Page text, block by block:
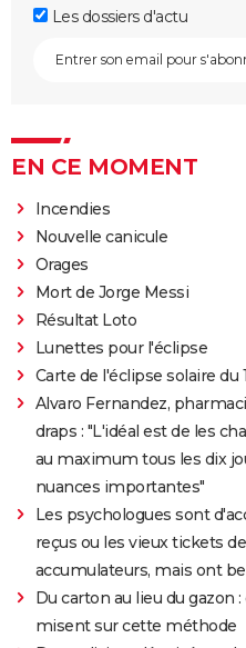
Les dossiers d'actu
EN CE MOMENT
Incendies
Nouvelle canicule
Orages
Mort de Jorge Messi
Résultat Loto
Lunettes pour l'éclipse
Carte de l'éclipse solaire du
Alvaro Fernandez,
draps : "L'idéal est de les
au maximum tous les dix
nuances importantes"
Les psychologues sont
reçus ou les vieux tickets
accumulateurs, mais ont
Du carton au lieu du gazon
misent sur cette méthode